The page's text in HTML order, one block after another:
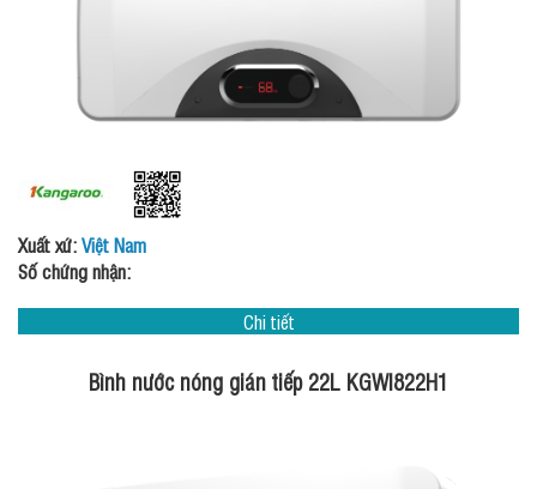
Xuất xứ:Việt Nam
Số chứng nhận:
Chi tiết
Bình nước nóng gián tiếp 22L KGWI822H1